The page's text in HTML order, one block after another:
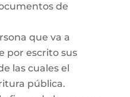
de
que va a
por escrito sus
las cuales el
pública.